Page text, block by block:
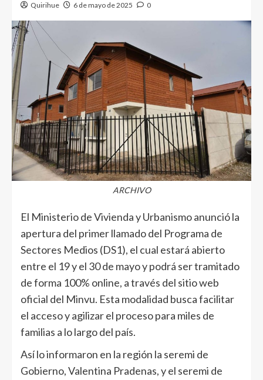
Quirihue 6 de mayo de 2025 0
ARCHIVO
El Ministerio de Vivienda y Urbanismo anunció la
apertura del primer llamado del Programa de
Sectores Medios (DS1), el cual estará abierto
entre el 19 y el 30 de mayo y podrá ser tramitado
de forma 100% online, a través del sitio web
oficial del Minvu. Esta modalidad busca facilitar
el acceso y agilizar el proceso para miles de
familias a lo largo del país.
Así lo informaron en la región la seremi de
Gobierno, Valentina Pradenas, y el seremi de